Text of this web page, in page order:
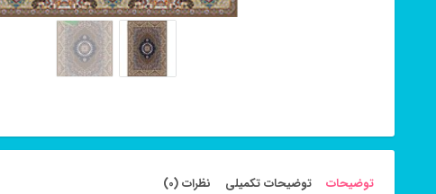
توضیحات توضیحات تکمیلی نظرات (0)